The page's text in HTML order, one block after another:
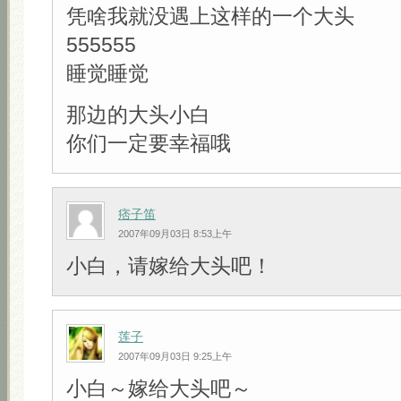
凭啥我就没遇上这样的一个大头
555555
睡觉睡觉
那边的大头小白
你们一定要幸福哦
痞子笛
2007年09月03日 8:53上午
小白，请嫁给大头吧！
莲子
2007年09月03日 9:25上午
小白～嫁给大头吧～